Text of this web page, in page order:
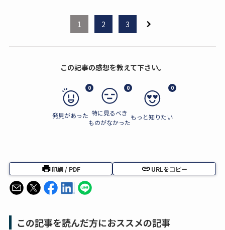
1 2 3
この記事の感想を教えて下さい。
0
発見があった
0
特に見るべき
ものがなかった
0
もっと知りたい
印刷 / PDF URLをコピー
この記事を読んだ方におススメの記事